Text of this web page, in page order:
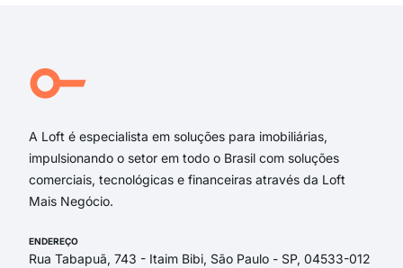
Rua Desembargador Josias Soares
Rua José Luiz Gabeira
A Loft é especialista em soluções para imobiliárias,
impulsionando o setor em todo o Brasil com soluções
comerciais, tecnológicas e financeiras através da Loft
Mais Negócio.
ENDEREÇO
Rua Tabapuã, 743 - Itaim Bibi, São Paulo - SP, 04533-012